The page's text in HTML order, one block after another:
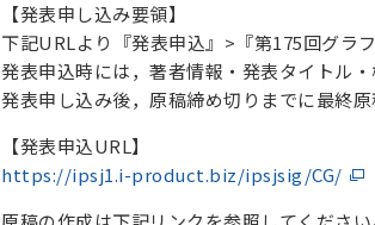
【発表申し込み要領】
下記URLより『発表申込』>『第175回グラ
発表申込時には，著者情報・発表タイトル・
発表申し込み後，原稿締め切りまでに最終原
【発表申込URL】
https://ipsj1.i-product.biz/ipsjsig/CG/